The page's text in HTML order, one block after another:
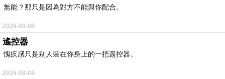
無能？那只是因為對方不能與你配合。
2026-08-08
遙控器
愧疚感只是别人装在你身上的一把遥控器。
2026-08-08